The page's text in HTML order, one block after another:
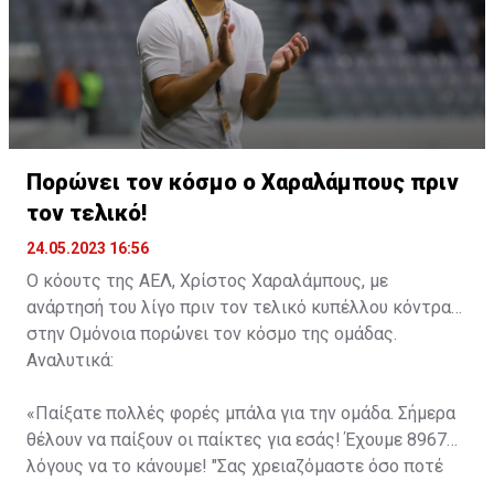
Πορώνει τον κόσμο ο Χαραλάμπους πριν
τον τελικό!
24.05.2023 16:56
Ο κόουτς της ΑΕΛ, Χρίστος Χαραλάμπους, με
ανάρτησή του λίγο πριν τον τελικό κυπέλλου κόντρα
στην Ομόνοια πορώνει τον κόσμο της ομάδας.
Αναλυτικά:
«Παίξατε πολλές φορές μπάλα για την ομάδα. Σήμερα
θέλουν να παίξουν οι παίκτες για εσάς! Έχουμε 8967
λόγους να το κάνουμε! "Σας χρειαζόμαστε όσο ποτέ